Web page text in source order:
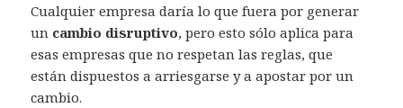
Cualquier empresa daría lo que fuera por generar
un cambio disruptivo, pero esto sólo aplica para
esas empresas que no respetan las reglas, que
están dispuestos a arriesgarse y a apostar por un
cambio.